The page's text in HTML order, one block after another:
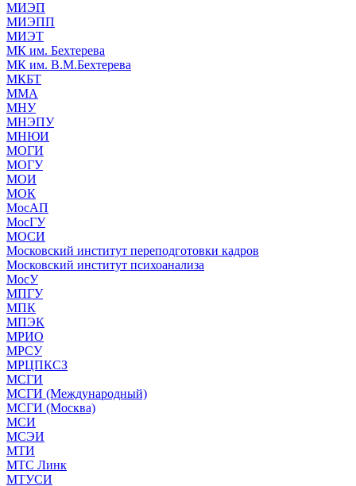
МИЭП
МИЭПП
МИЭТ
МК им. Бехтерева
МК им. В.М.Бехтерева
МКБТ
ММА
МНУ
МНЭПУ
МНЮИ
МОГИ
МОГУ
МОИ
МОК
МосАП
МосГУ
МОСИ
Московский институт переподготовки кадров
Московский институт психоанализа
МосУ
МПГУ
МПК
МПЭК
МРИО
МРСУ
МРЦПКСЗ
МСГИ
МСГИ (Международный)
МСГИ (Москва)
МСИ
МСЭИ
МТИ
МТС Линк
МТУСИ